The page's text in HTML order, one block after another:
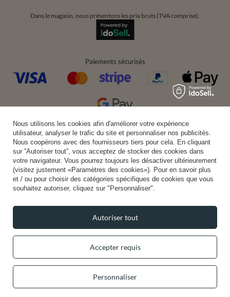
Dans le magasin, nous présentons les prix bruts (TVA comprise).
Paiements sécurisés
Livraison pratique
Vous pouvez nous faire confiance
Nous utilisons les cookies afin d'améliorer votre expérience
utilisateur, analyser le trafic du site et personnaliser nos publicités.
Nous coopérons avec des fournisseurs tiers pour cela. En cliquant
sur ”Autoriser tout”, vous acceptez de stocker des cookies dans
votre navigateur. Vous pourrez toujours les désactiver ultérieurement
(visitez justement «Paramètres des cookies»). Pour en savoir plus
et / ou pour choisir des catégories spécifiques de cookies que vous
souhaitez autoriser, cliquez sur "Personnaliser".
Accepter requis
Personnaliser
Autoriser tout